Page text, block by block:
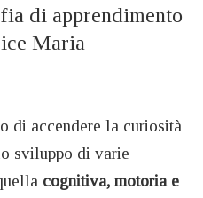
di apprendimento
Maria
di accendere la curiosità
sviluppo di varie
cognitiva, motoria e